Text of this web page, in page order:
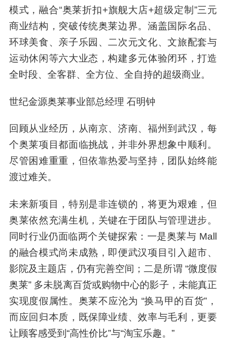
模式，融合“奥莱折扣+旗舰大店+超级定制”三元
商业结构，突破传统奥莱边界。涵盖国际名品、
环球美食、亲子乐园、二次元文化、文旅配套与
运动休闲等六大业态，构建多元体验闭环，打造
全时段、全客群、全方位、全自持的超级商业。
世纪金源奥莱事业部总经理 石明钟
回顾从业经历，从南京、济南、福州到武汉，每
个奥莱项目都面临挑战，并非外界想象中顺利。
尽管困难重重，但依靠热爱与坚持，团队始终能
渡过难关。
未来新项目，特别是非连锁的，将更为艰难，但
奥莱依然充满生机，关键在于团队与管理进步。
同时行业仍面临两个关键探索：一是奥莱与 Mall
的融合模式尚未成熟，即便武汉项目引入超市、
影院及主题店，仍有完善空间；二是所谓 “微度假
奥莱” 多未脱离百货或购物中心的影子，未能真正
实现度假属性。奥莱不应沦为 “换马甲的百货”，
而应回归本质，既保障业绩、效率与毛利，更要
让顾客感受到“高性价比”与“淘宝乐趣。”